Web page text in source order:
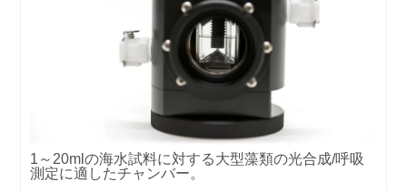
1～20mlの海水試料に対する大型藻類の光合成/呼吸
測定に適したチャンバー。